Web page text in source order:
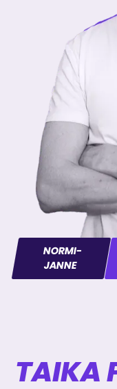
NORMI-
JANNE
TAIKA